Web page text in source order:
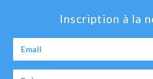
Inscription à la